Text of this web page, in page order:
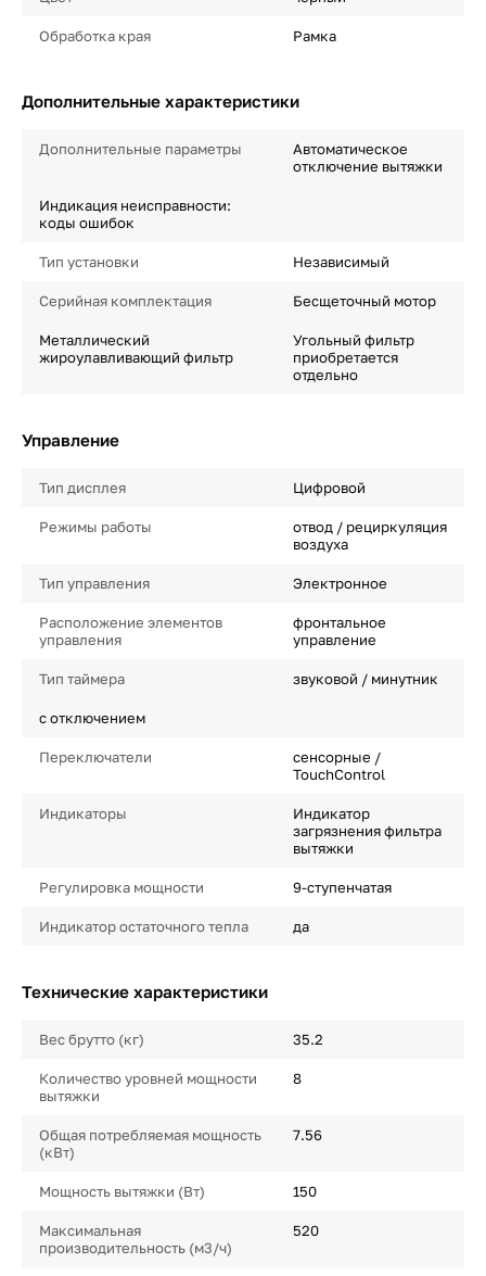
Обработка края Рамка
Дополнительные характеристики
Дополнительные параметры
Автоматическое
отключение вытяжки
Индикация неисправности:
коды ошибок
Тип установки Независимый
Серийная комплектация Бесщеточный мотор
Металлический
жироулавливающий фильтр
Угольный фильтр
приобретается
отдельно
Управление
Тип дисплея Цифровой
Режимы работы
отвод / рециркуляция
воздуха
Тип управления Электронное
Расположение элементов
управления
фронтальное
управление
Тип таймера звуковой / минутник
с отключением
Переключатели
сенсорные /
TouchControl
Индикаторы
Индикатор
загрязнения фильтра
вытяжки
Регулировка мощности 9-ступенчатая
Индикатор остаточного тепла да
Технические характеристики
Вес брутто (кг) 35.2
Количество уровней мощности
вытяжки
8
Общая потребляемая мощность
(кВт)
7.56
Мощность вытяжки (Вт) 150
Максимальная
производительность (м3/ч)
520